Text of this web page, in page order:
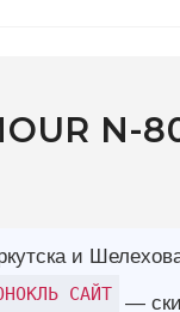
— скидка 10%